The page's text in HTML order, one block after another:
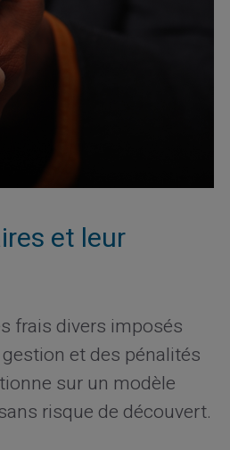
et leur
frais divers imposés
et des pénalités
sur un modèle
risque de découvert.